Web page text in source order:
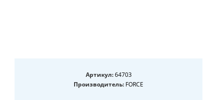
Артикул:64703
Производитель: FORCE